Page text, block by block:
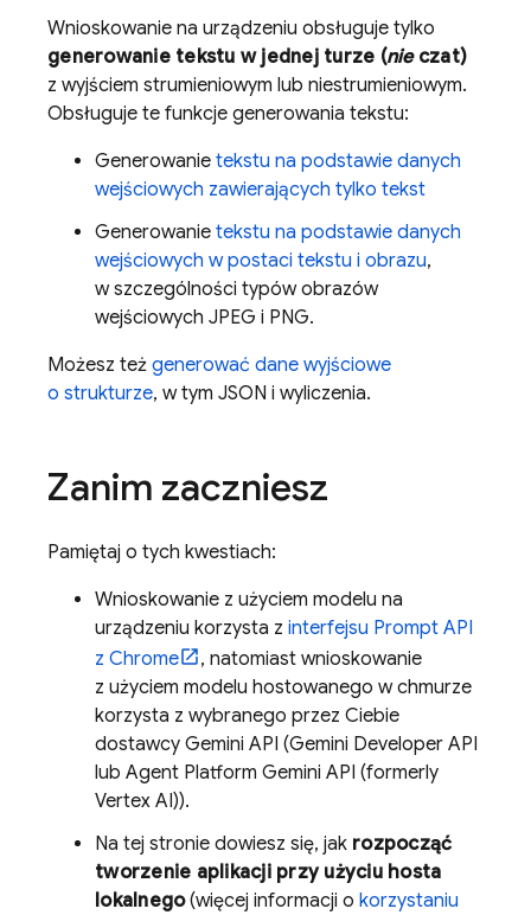
Wnioskowanie na urządzeniu obsługuje tylko
generowanie tekstu w jednej turze (nieczat)
z wyjściem strumieniowym lub niestrumieniowym.
Obsługuje te funkcje generowania tekstu:
Generowanie tekstu na podstawie danych
wejściowych zawierających tylko tekst
Generowanie tekstu na podstawie danych
wejściowych w postaci tekstu i obrazu,
w szczególności typów obrazów
wejściowych JPEG i PNG.
Możesz też generować dane wyjściowe
o strukturze, w tym JSON i wyliczenia.
Zanim zaczniesz
Pamiętaj o tych kwestiach:
Wnioskowanie z użyciem modelu na
urządzeniu korzysta z interfejsu Prompt API
z Chrome
, natomiast wnioskowanie
z użyciem modelu hostowanego w chmurze
korzysta z wybranego przez Ciebie
dostawcy Gemini API (Gemini Developer API
lub Agent Platform Gemini API (formerly
Vertex AI)).
Na tej stronie dowiesz się, jak rozpocząć
tworzenie aplikacji przy użyciu hosta
lokalnego(więcej informacji okorzystaniu